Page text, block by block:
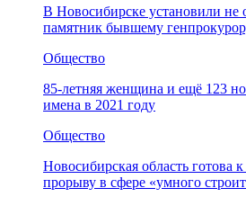
В Новосибирске установили не
памятник бывшему
Общество
85-летняя женщина и ещё 123
имена в 2021 году
Общество
Новосибирская область готова
прорыву в сфере «умного